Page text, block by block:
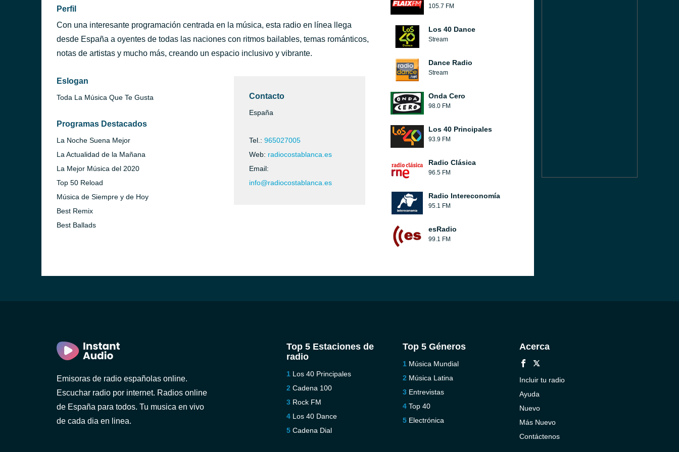
Perfil
Con una interesante programación centrada en la música, esta radio en línea llega
desde España a oyentes de todas las naciones con ritmos bailables, temas románticos,
notas de artistas y mucho más, creando un espacio inclusivo y vibrante.
Eslogan
Toda La Música Que Te Gusta
Programas Destacados
La Noche Suena Mejor
La Actualidad de la Mañana
La Mejor Música del 2020
Top 50 Reload
Música de Siempre y de Hoy
Best Remix
Best Ballads
Contacto
España
Tel.: 965027005
Web: radiocostablanca.es
Email:
info@radiocostablanca.es
105.7 FM
Los 40 Dance
Stream
Dance Radio
Stream
Onda Cero
98.0 FM
Los 40 Principales
93.9 FM
Radio Clásica
96.5 FM
Radio Intereconomía
95.1 FM
esRadio
99.1 FM
Emisoras de radio españolas online.
Escuchar radio por internet. Radios online
de España para todos. Tu musica en vivo
de cada dia en linea.
Top 5 Estaciones de
radio
Los 40 Principales
Cadena 100
Rock FM
Los 40 Dance
Cadena Dial
Top 5 Géneros
Música Mundial
Música Latina
Entrevistas
Top 40
Electrónica
Acerca
Incluir tu radio
Ayuda
Nuevo
Más Nuevo
Contáctenos